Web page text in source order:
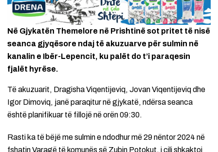
Në Gjykatën Themelore në Prishtinë sot pritet të nisë
seanca gjyqësore ndaj të akuzuarve për sulmin në
kanalin e Ibër-Lepencit, ku palët do t’i paraqesin
fjalët hyrëse.
Të akuzuarit, Dragisha Viqentijeviq, Jovan Viqentijeviq dhe
Igor Dimoviq, janë paraqitur në gjykatë, ndërsa seanca
është planifikuar të fillojë në orën 09:30.
Rasti ka të bëjë me sulmin e ndodhur më 29 nëntor 2024 në
fshatin Varagë të komunës së Zubin Potokut, i cili shkaktoi